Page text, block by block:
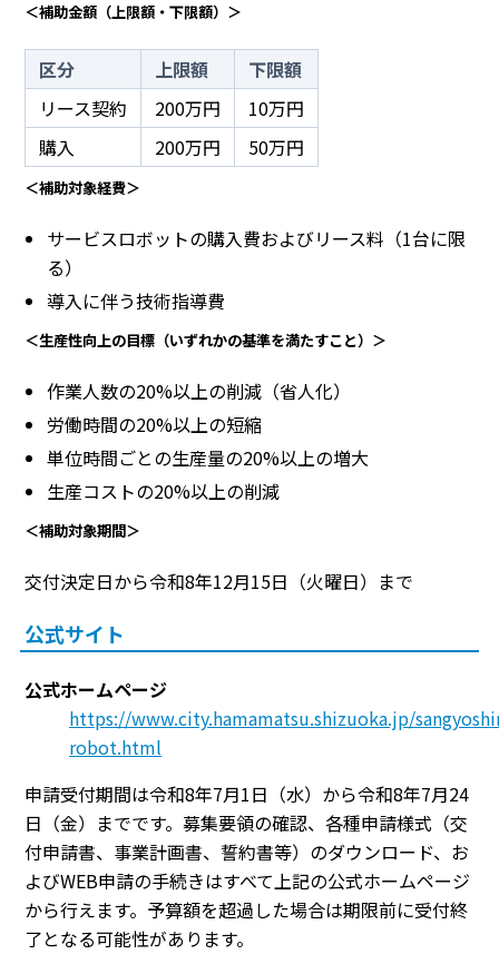
＜補助金額（上限額・下限額）＞
区分 上限額
下限額
リース契約
200万円
10万円
購入
200万円 50万円
＜補助対象経費＞
サービスロボットの購入費およびリース料（1台に限
る）
導入に伴う技術指導費
＜生産性向上の目標（いずれかの基準を満たすこと）＞
作業人数の20%以上の削減（省人化）
労働時間の20%以上の短縮
単位時間ごとの生産量の20%以上の増大
生産コストの20%以上の削減
＜補助対象期間＞
交付決定日から令和8年12月15日（火曜日）まで
公式サイト
公式ホームページ
https://www.city.hamamatsu.shizuoka.jp/
robot.html
申請受付期間は令和8年7月1日（水）から令和8年7月24
日（金）までです。募集要領の確認、各種申請様式（交
付申請書、事業計画書、誓約書等）のダウンロード、お
よびWEB申請の手続きはすべて上記の公式ホームページ
から行えます。予算額を超過した場合は期限前に受付終
了となる可能性があります。